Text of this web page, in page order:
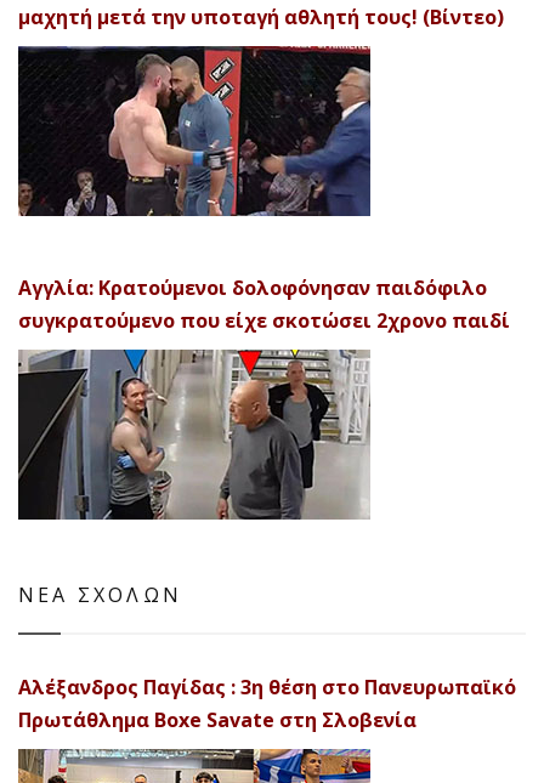
μαχητή μετά την υποταγή αθλητή τους! (Βίντεο)
Αγγλία: Κρατούμενοι δολοφόνησαν παιδόφιλο
συγκρατούμενο που είχε σκοτώσει 2χρονο παιδί
ΝΕΑ ΣΧΟΛΩΝ
Αλέξανδρος Παγίδας : 3η θέση στο Πανευρωπαϊκό
Πρωτάθλημα Boxe Savate στη Σλοβενία